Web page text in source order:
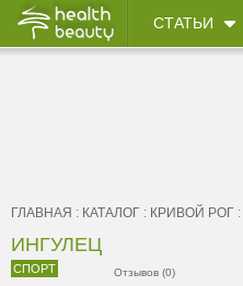
СТАТЬИ
ГЛАВНАЯ : КАТАЛОГ : КРИВОЙ РОГ :
ИНГУЛЕЦ
СПОРТ Отзывов (0)